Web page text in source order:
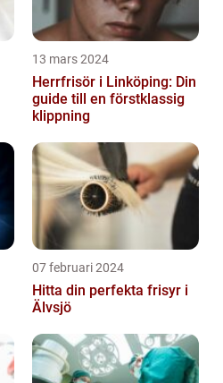
13 mars 2024
Herrfrisör i Linköping: Din
guide till en förstklassig
klippning
07 februari 2024
Hitta din perfekta frisyr i
Älvsjö